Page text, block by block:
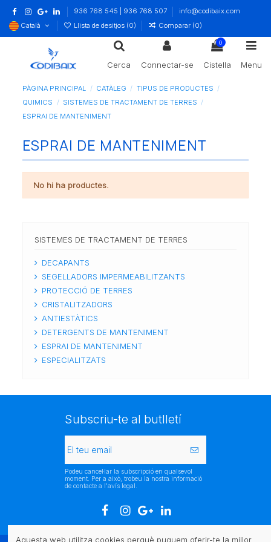
936 768 545 | 936 768 507
info@codibaix.com
Català
Llista de desitjos (0) Comparar (0)
Cerca Connectar-se
0
Cistella Menu
PÀGINA PRINCIPAL CATÀLEG
TIPUS DE PRODUCTES
QUIMICS
SISTEMES DE TRACTAMENT DE TERRES
ESPRAI DE MANTENIMENT
ESPRAI DE MANTENIMENT
No hi ha productes.
SISTEMES DE TRACTAMENT DE TERRES
DECAPANTS
SEGELLADORS IMPERMEABILITZANTS
PROTECCIÓ DE TERRES
CRISTALITZADORS
ANTIESTÀTICS
DETERGENTS DE MANTENIMENT
ESPRAI DE MANTENIMENT
ESPECIALITZATS
Subscriu-te al butlletí
Podeu cancel·lar la subscripció en qualsevol
moment. Per a això, trobeu la nostra informació
de contacte a l'avís legal.
Aquesta web utilitza cookies perquè puguem oferir-te la millor